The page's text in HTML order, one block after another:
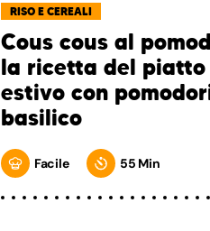
RISO E CEREALI
Cous cous al
la ricetta del piatto
estivo con
basilico
Facile 55 Min